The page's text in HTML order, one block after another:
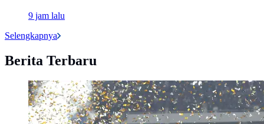
9 jam lalu
Selengkapnya
Berita Terbaru